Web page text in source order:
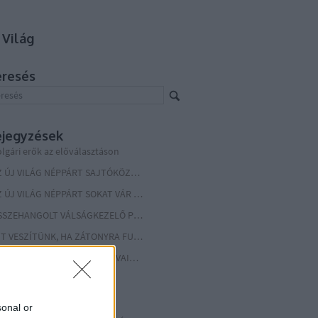
or
Világ
erők az előválasztáson
AZ ÚJ VILÁG NÉPPÁRT SAJTÓKÖZLEMÉNYE
AZ ÚJ VILÁG NÉPPÁRT SOKAT VÁR BIDEN ELNÖKSÉGÉTŐL
ÖSSZEHANGOLT VÁLSÁGKEZELŐ PROGRAM KELL! MOST!
MIT VESZÍTÜNK, HA ZÁTONYRA FUTNAK A TÁRGYALÁSOK AZ EURÓPAI UNIÓ KÖVETKEZŐ KÖLTSÉGVETÉSÉRŐL?
VAN MEGOLDÁS SORVADÓ FALVAINK MEGMENTÉSÉRE
INFO 2020.11.26.